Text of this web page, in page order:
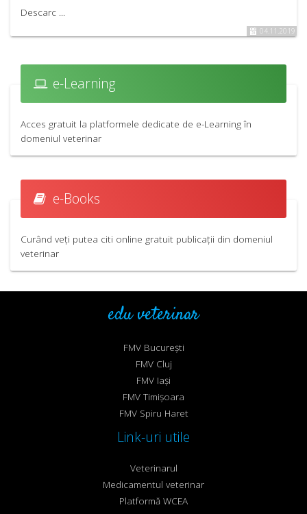
Descarc ...
04.11.2019
e-Learning
Acces gratuit la platformele dedicate de e-Learning în
domeniul veterinar
e-Books
Curând veți putea citi online gratuit publicații din domeniul
veterinar
edu veterinar
FMV București
FMV Cluj
FMV Iași
FMV Timișoara
FMV Spiru Haret
Link-uri utile
Veterinarul
Medicamentul veterinar
Platformă WCEA